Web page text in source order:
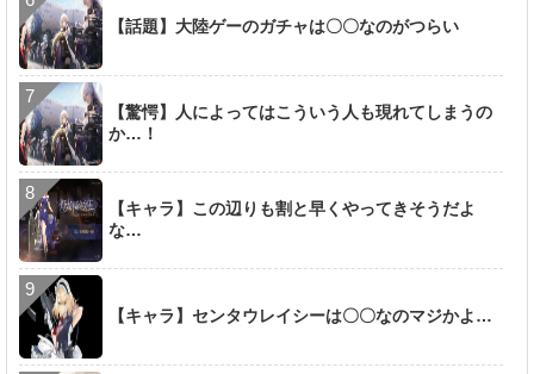
【話題】大陸ゲーのガチャは〇〇なのがつらい
【驚愕】人によってはこういう人も現れてしまうの
か…！
【キャラ】この辺りも割と早くやってきそうだよ
な…
【キャラ】センタウレイシーは〇〇なのマジかよ…